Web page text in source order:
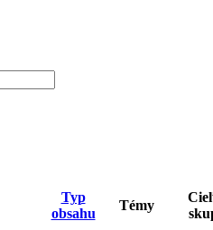
Typ
obsahu
Témy